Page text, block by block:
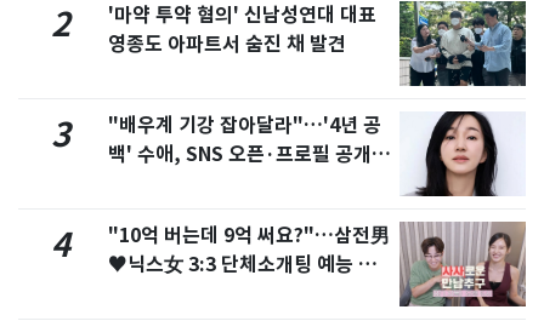
2
'마약 투약 혐의' 신남성연대 대표
영종도 아파트서 숨진 채 발견
3
"배우계 기강 잡아달라"…'4년 공
백' 수애, SNS 오픈·프로필 공개
4
"10억 버는데 9억 써요?"…삼전男
♥닉스女 3:3 단체소개팅 예능 화